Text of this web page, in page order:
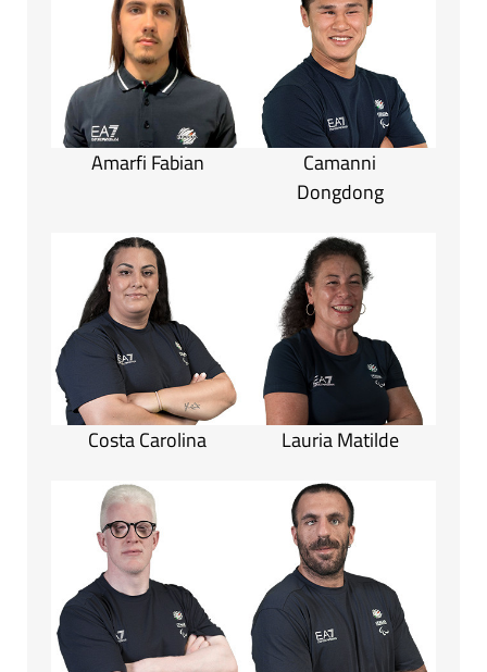
Amarfi Fabian
Camanni
Dongdong
Costa Carolina Lauria Matilde